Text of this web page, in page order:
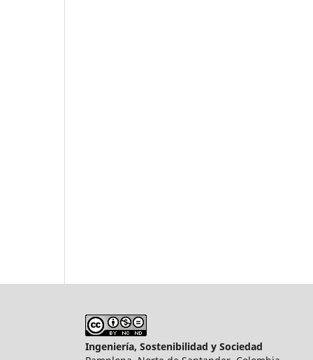
Ingeniería, Sostenibilidad y Sociedad